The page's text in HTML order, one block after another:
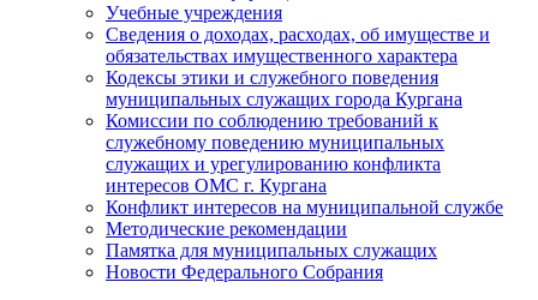
Учебные учреждения
Сведения о доходах, расходах, об имуществе и
обязательствах имущественного характера
Кодексы этики и служебного поведения
муниципальных служащих города Кургана
Комиссии по соблюдению требований к
служебному поведению муниципальных
служащих и урегулированию конфликта
интересов ОМС г. Кургана
Конфликт интересов на муниципальной службе
Методические рекомендации
Памятка для муниципальных служащих
Новости Федерального Cобрания